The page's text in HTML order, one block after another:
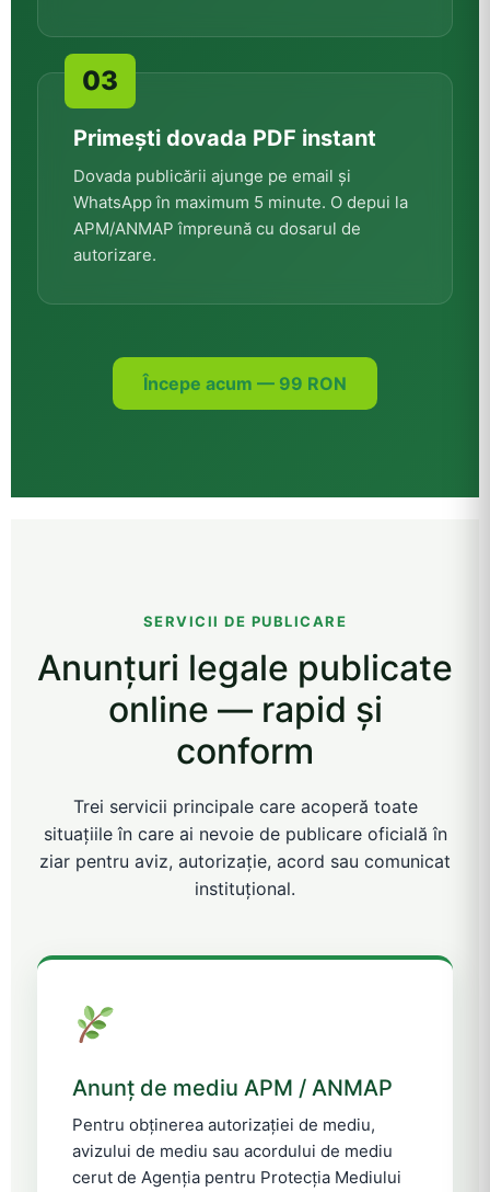
Primești dovada PDF instant
Dovada publicării ajunge pe email și
WhatsApp în maximum 5 minute. O depui la
APM/ANMAP împreună cu dosarul de
autorizare.
Începe acum — 99 RON
SERVICII DE PUBLICARE
Anunțuri legale publicate
online — rapid și
conform
Trei servicii principale care acoperă toate
situațiile în care ai nevoie de publicare oficială în
ziar pentru aviz, autorizație, acord sau comunicat
instituțional.
Anunț de mediu APM / ANMAP
Pentru obținerea autorizației de mediu,
avizului de mediu sau acordului de mediu
cerut de Agenția pentru Protecția Mediului